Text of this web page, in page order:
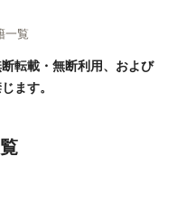
一覧
転載・無断利用、および
ます。